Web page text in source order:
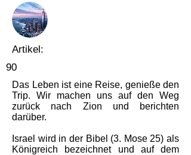
Artikel:
90
Das Leben ist eine Reise, genieße den
Trip. Wir machen uns auf den Weg
zurück nach Zion und berichten
darüber.
Israel wird in der Bibel (3. Mose 25) als
Königreich bezeichnet und auf dem